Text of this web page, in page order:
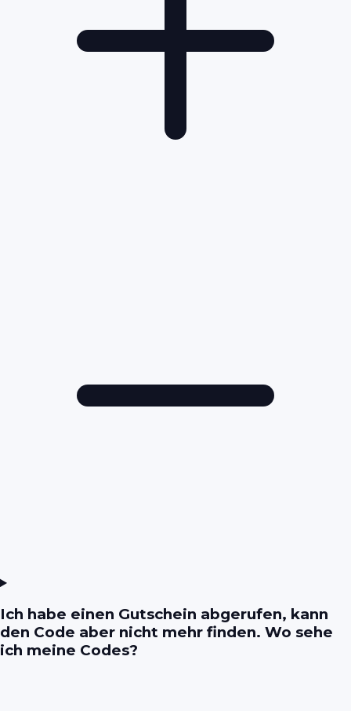
Ich habe einen Gutschein abgerufen, kann
den Code aber nicht mehr finden. Wo sehe
ich meine Codes?